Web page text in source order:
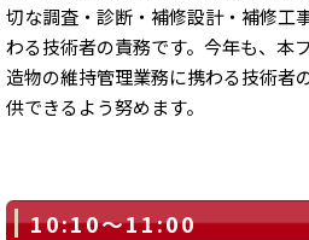
切な調査・診断・補修設計・補修工
わる技術者の責務です。今年も、本
造物の維持管理業務に携わる技術者
供できるよう努めます。
10:10～11:00